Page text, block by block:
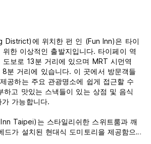
District)에 위치한 펀 인 (Fun Inn)은 타이
한 이상적인 출발지입니다. 타이페이 역
보로 13분 거리에 있으며 MRT 시먼역
분 거리에 있습니다. 이 곳에서 방문객들
공하는 주요 관광명소에 쉽게 접근할 수
하고 맛있는 스낵들이 있는 상점 및 음식
가능합니다.
Taipei)는 스타일리쉬한 스위트룸과 깨
드가 설치된 현대식 도미토리을 제공함으